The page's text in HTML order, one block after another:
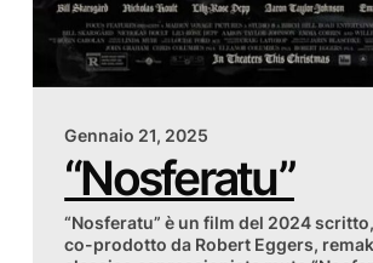
Gennaio 21, 2025
“Nosferatu”
“Nosferatu” è un film del 2024
co-prodotto da Robert Eggers,